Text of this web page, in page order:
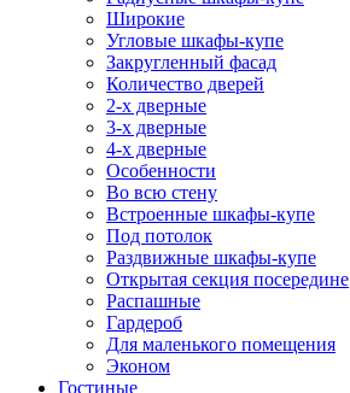
Широкие
Угловые шкафы-купе
Закругленный фасад
Количество дверей
2-х дверные
3-х дверные
4-х дверные
Особенности
Во всю стену
Встроенные шкафы-купе
Под потолок
Раздвижные шкафы-купе
Открытая секция посередине
Распашные
Гардероб
Для маленького помещения
Эконом
Гостиные